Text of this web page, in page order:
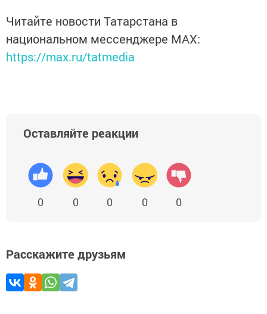
Читайте новости Татарстана в
национальном мессенджере MАХ:
https://max.ru/tatmedia
Оставляйте реакции
0 0 0 0 0
Расскажите друзьям